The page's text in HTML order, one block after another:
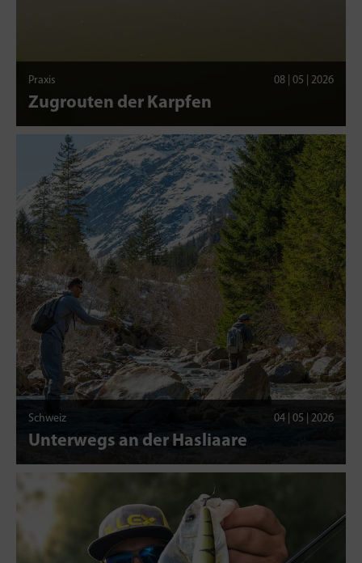
Praxis 08 | 05 | 2026
Zugrouten der Karpfen
Schweiz 04 | 05 | 2026
Unterwegs an der Hasliaare